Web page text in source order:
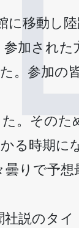
に移動し
加された
。参加の
。そのた
る時期に
りで予想
説のタイ